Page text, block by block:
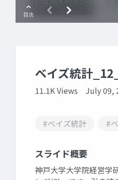
ベイズ統計
11.1K Views July 09,
#ベイズ統計 #
スライド概要
神戸大学大学院経営学